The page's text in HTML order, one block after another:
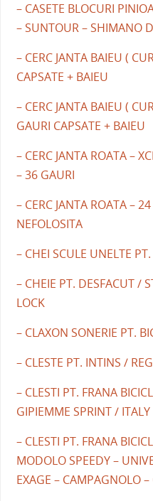
– CASETE BLOCURI
– SUNTOUR – SHIMANO
– CERC JANTA BAIEU (
CAPSATE + BAIEU
– CERC JANTA BAIEU (
GAURI CAPSATE + BAIEU
– CERC JANTA ROATA –
– 36 GAURI
– CERC JANTA ROATA –
NEFOLOSITA
– CHEI SCULE UNELTE PT.
– CHEIE PT. DESFACUT /
LOCK
– CLAXON SONERIE PT.
– CLESTE PT. INTINS /
– CLESTI PT. FRANA
GIPIEMME SPRINT /
– CLESTI PT. FRANA
MODOLO SPEEDY –
EXAGE – CAMPAGNOLO